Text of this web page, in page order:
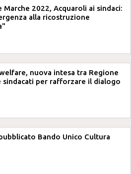
Marche 2022, Acquaroli ai sindaci:
alla ricostruzione
nuova intesa tra Regione
sindacati per rafforzare il dialogo
Bando Unico Cultura